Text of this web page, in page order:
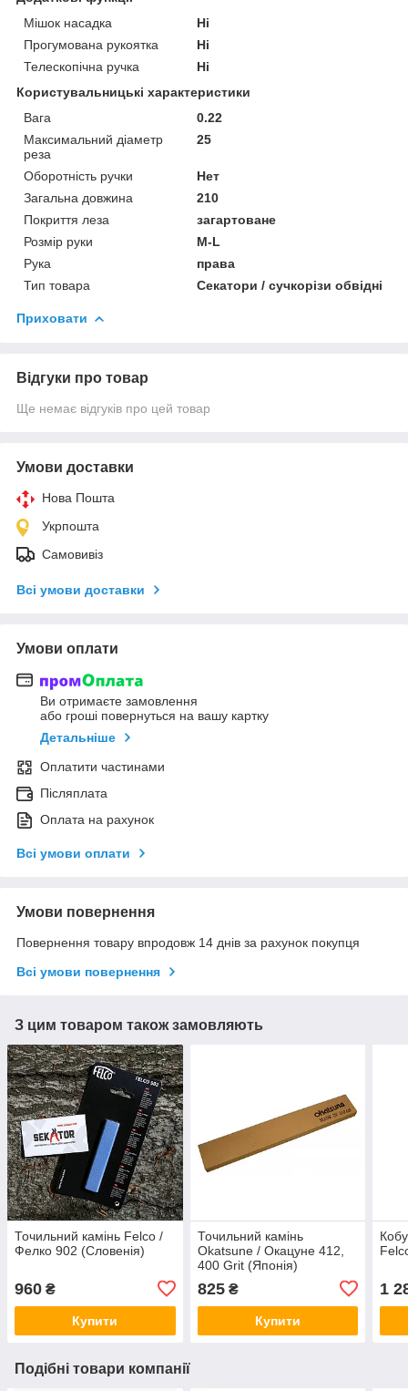
Мішок насадка
Ні
Прогумована рукоятка
Ні
Телескопічна ручка
Ні
Користувальницькі характеристики
Вага
0.22
Максимальний діаметр
реза
25
Оборотність ручки
Нет
Загальна довжина
210
Покриття леза
загартоване
Розмір руки
M-L
Рука
права
Тип товара
Секатори / сучкорізи обвідні
Приховати
Відгуки про товар
Ще немає відгуків про цей товар
Умови доставки
Нова Пошта
Укрпошта
Самовивіз
Всі умови доставки
Умови оплати
Ви отримаєте замовлення
або гроші повернуться на вашу картку
Детальніше
Оплатити частинами
Післяплата
Оплата на рахунок
Всі умови оплати
Умови повернення
Повернення товару впродовж 14 днів за рахунок покупця
Всі умови повернення
З цим товаром також замовляють
Точильний камінь Felco /
Фелко 902 (Словенія)
960 ₴
Купити
Точильний камінь
Okatsune / Окацуне 412,
400 Grit (Японія)
825₴
Купити
1
Подібні товари компанії